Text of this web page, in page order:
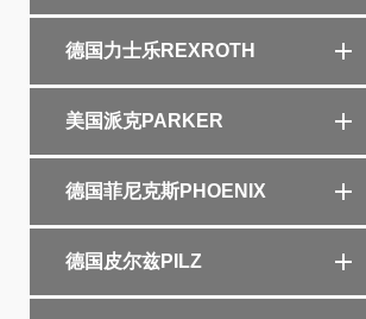
德国力士乐REXROTH
美国派克PARKER
德国菲尼克斯PHOENIX
德国皮尔兹PILZ